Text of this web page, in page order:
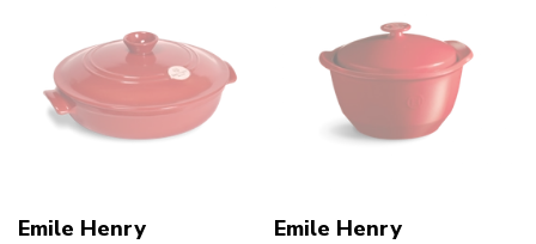
Emile Henry Emile Henry